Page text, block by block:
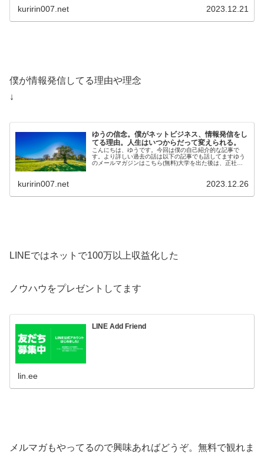
kuririn007.net 2023.12.21
僕が情報発信してる理由や理念
↓
ゆうの信念。僕がネットビジネス、情報発信をし
てる理由。人生はいつからだって変えられる。
こんにちは、ゆうです。今回は僕の自己紹介的な記事で
す。より詳しい過去の話は以下の記事でも話してますゆう
のメールマガジンはこちら(無料)大学を出た後は、正社員
kuririn007.net 2023.12.26
LINEではネットで100万以上収益化した
ノウハウをプレゼントしてます
LINE Add Friend
lin.ee
メルマガもやってるので興味あればどうぞ。無料で観れま